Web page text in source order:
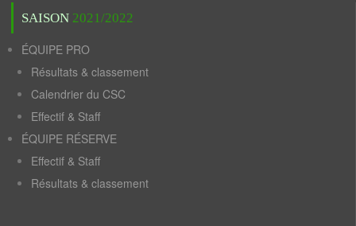
SAISON 2021/2022
ÉQUIPE PRO
Résultats & classement
Calendrier du CSC
Effectif & Staff
ÉQUIPE RÉSERVE
Effectif & Staff
Résultats & classement